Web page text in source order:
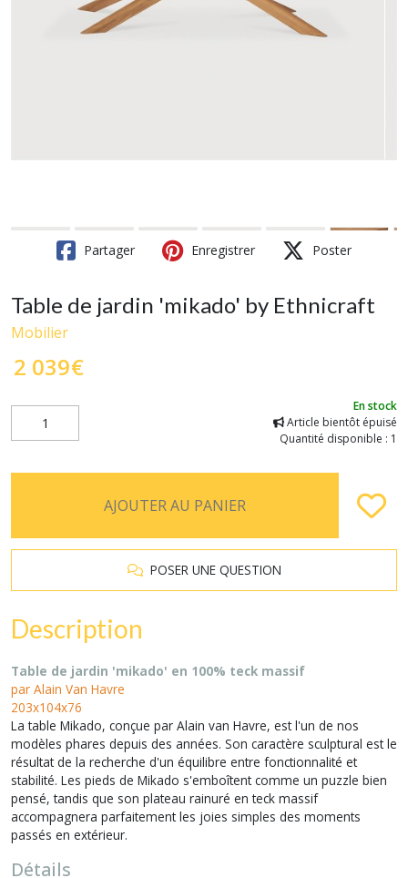
Partager Enregistrer Poster
Table de jardin 'mikado' by Ethnicraft
Mobilier
2 039€
En stock
Article bientôt épuisé
Quantité disponible : 1
AJOUTER AU PANIER
POSER UNE QUESTION
Description
Table de jardin 'mikado' en 100% teck massif
par Alain Van Havre
203x104x76
La table Mikado, conçue par Alain van Havre, est l'un de nos
modèles phares depuis des années. Son caractère sculptural est le
résultat de la recherche d'un équilibre entre fonctionnalité et
stabilité. Les pieds de Mikado s'emboîtent comme un puzzle bien
pensé, tandis que son plateau rainuré en teck massif
accompagnera parfaitement les joies simples des moments
passés en extérieur.
Détails